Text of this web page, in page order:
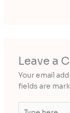
Leave a
Your email
fields are